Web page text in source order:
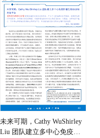
未来可期，Cathy WuShirley
Liu 团队建立多中心免疫肿